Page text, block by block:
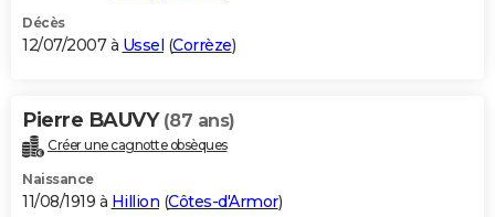
Décès
12/07/2007 à Ussel (Corrèze)
Pierre BAUVY (87 ans)
Créer une cagnotte obsèques
Naissance
11/08/1919 à Hillion (Côtes-d'Armor)